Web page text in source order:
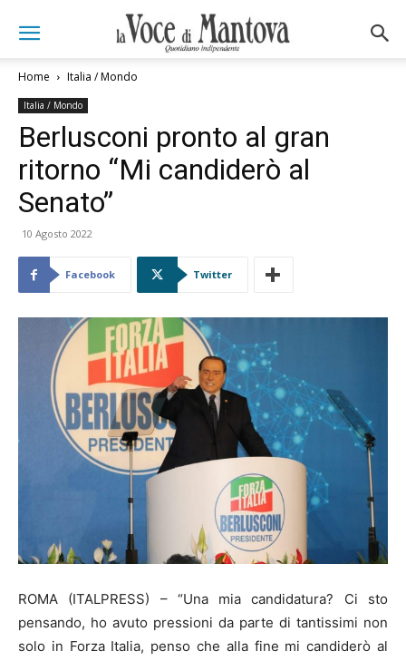
Home Italia / Mondo
Italia / Mondo
Berlusconi pronto al gran
ritorno “Mi candiderò al
Senato”
10 Agosto 2022
Facebook Twitter
ROMA (ITALPRESS) – “Una mia candidatura? Ci sto
pensando, ho avuto pressioni da parte di tantissimi non
solo in Forza Italia, penso che alla fine mi candiderò al